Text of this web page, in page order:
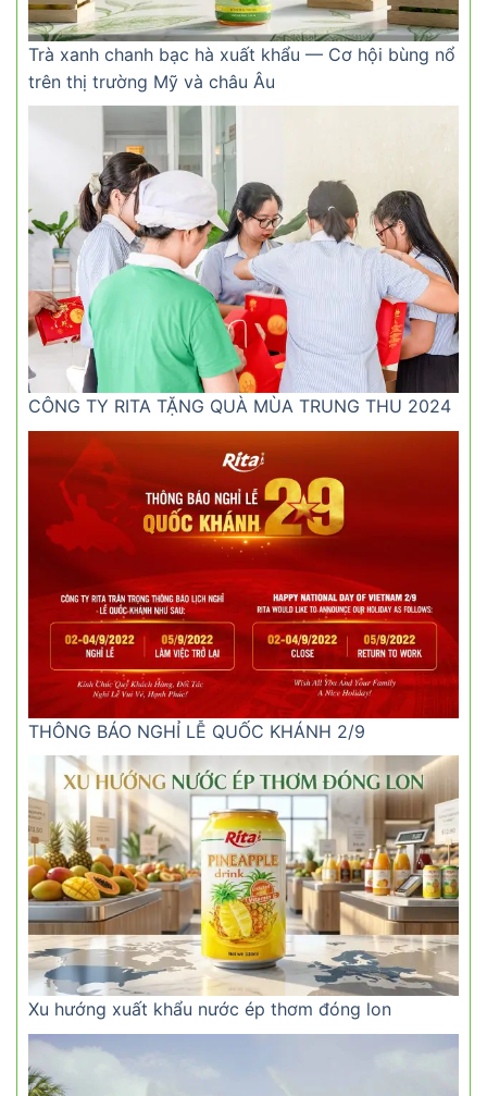
Trà xanh chanh bạc hà xuất khẩu — Cơ hội bùng nổ
trên thị trường Mỹ và châu Âu
CÔNG TY RITA TẶNG QUÀ MÙA TRUNG THU 2024
THÔNG BÁO NGHỈ LỄ QUỐC KHÁNH 2/9
Xu hướng xuất khẩu nước ép thơm đóng lon